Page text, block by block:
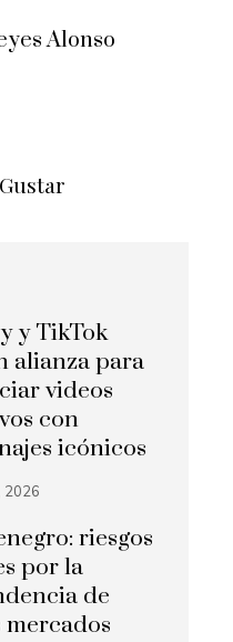
Alonso
y TikTok
alianza para
videos
con
icónicos
2026
riesgos
por la
de
mercados